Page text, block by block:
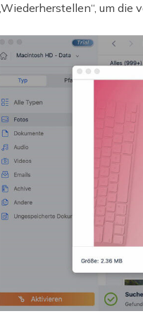
„Wiederherstellen“, um